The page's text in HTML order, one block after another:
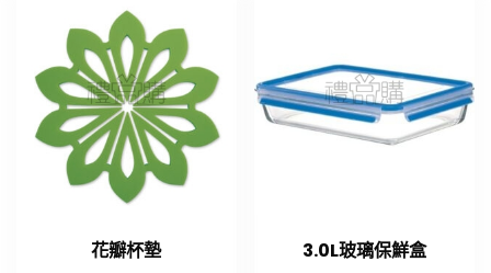
花瓣杯墊 3.0L玻璃保鮮盒